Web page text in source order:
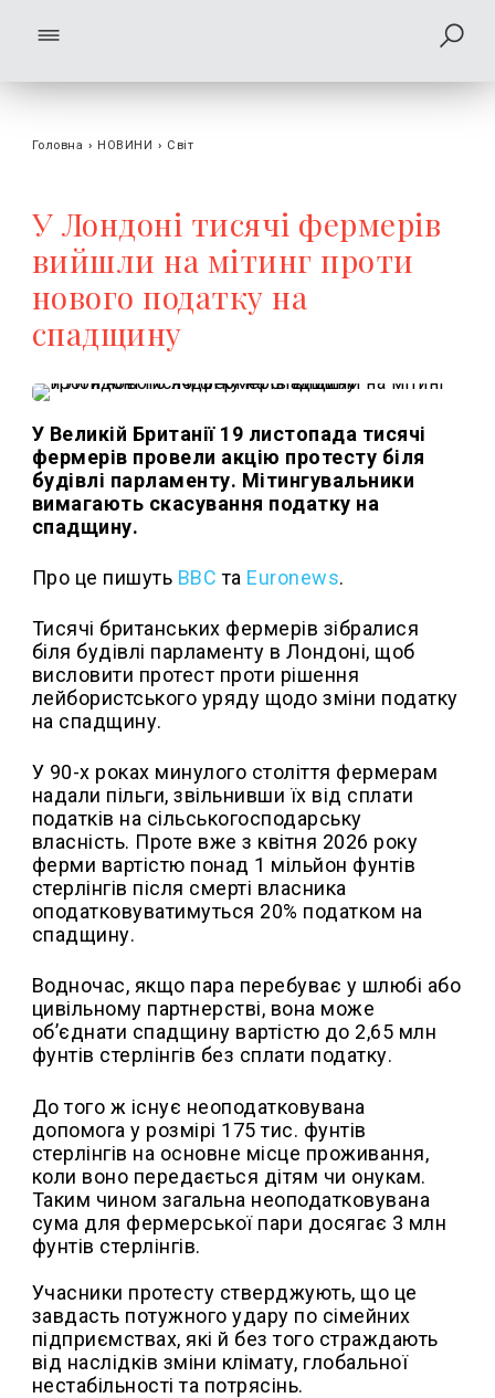
Головна › НОВИНИ › Світ
У Лондоні тисячі фермерів
вийшли на мітинг проти
нового податку на
спадщину
У Великій Британії 19 листопада тисячі
фермерів провели акцію протесту біля
будівлі парламенту. Мітингувальники
вимагають скасування податку на
спадщину.
Про це пишуть BBC та Euronews.
Тисячі британських фермерів зібралися
біля будівлі парламенту в Лондоні, щоб
висловити протест проти рішення
лейбористського уряду щодо зміни податку
на спадщину.
У 90-х роках минулого століття фермерам
надали пільги, звільнивши їх від сплати
податків на сільськогосподарську
власність. Проте вже з квітня 2026 року
ферми вартістю понад 1 мільйон фунтів
стерлінгів після смерті власника
оподатковуватимуться 20% податком на
спадщину.
Водночас, якщо пара перебуває у шлюбі або
цивільному партнерстві, вона може
обʼєднати спадщину вартістю до 2,65 млн
фунтів стерлінгів без сплати податку.
До того ж існує неоподатковувана
допомога у розмірі 175 тис. фунтів
стерлінгів на основне місце проживання,
коли воно передається дітям чи онукам.
Таким чином загальна неоподатковувана
сума для фермерської пари досягає 3 млн
фунтів стерлінгів.
Учасники протесту стверджують, що це
завдасть потужного удару по сімейних
підприємствах, які й без того страждають
від наслідків зміни клімату, глобальної
нестабільності та потрясінь.